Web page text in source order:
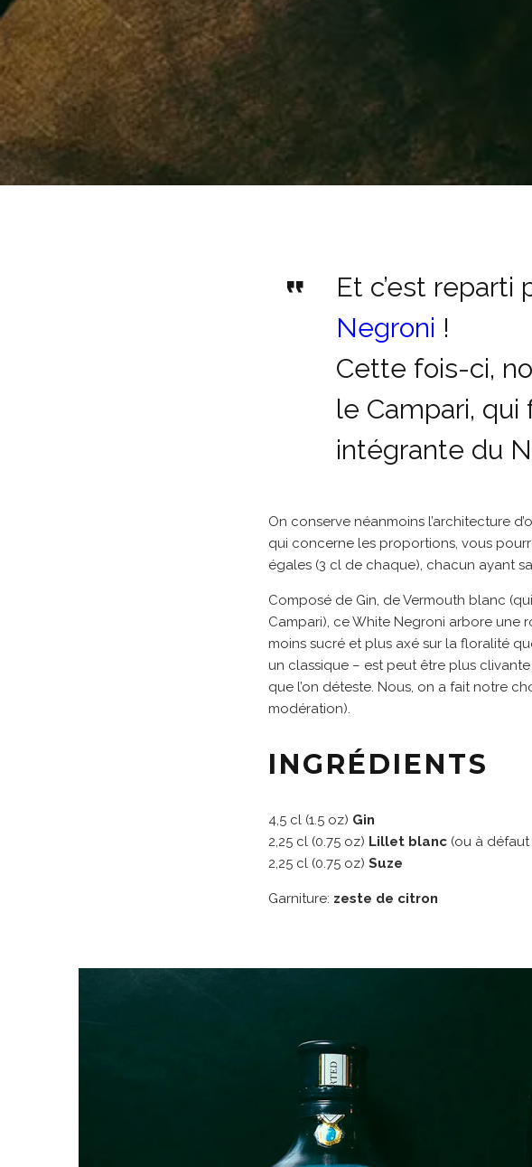
Et c’est
Negroni !
Cette fois-ci,
le Campari,
intégrante du
On conserve néanmoins l’architecture
qui concerne les proportions, vous
égales (3 cl de chaque), chacun ayant
Composé de Gin, de Vermouth blanc
Campari), ce White Negroni arbore une
moins sucré et plus axé sur la floralité
un classique – est peut être plus
que l’on déteste. Nous, on a fait notre
modération).
INGRÉDIENTS
4,5 cl (1.5 oz) Gin
2,25 cl (0.75 oz) Lillet blanc (ou à défaut
2,25 cl (0.75 oz) Suze
Garniture: zeste de citron